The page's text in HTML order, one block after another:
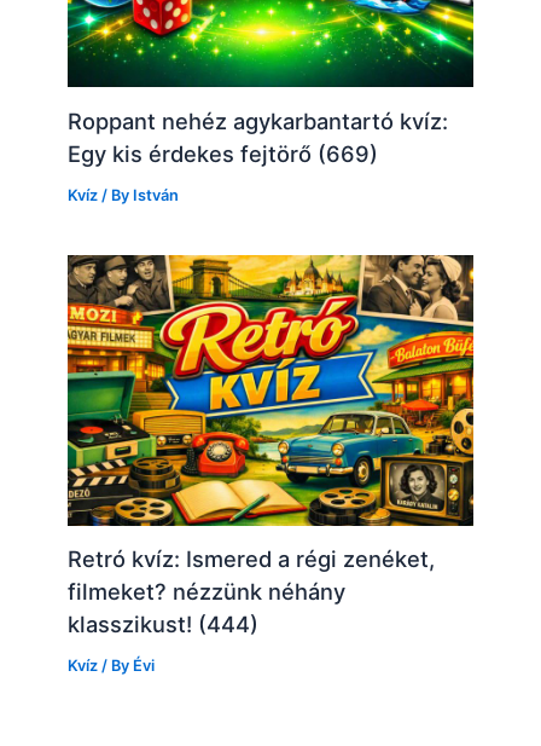
Roppant nehéz agykarbantartó kvíz:
Egy kis érdekes fejtörő (669)
Kvíz / By István
Retró kvíz: Ismered a régi zenéket,
filmeket? nézzünk néhány
klasszikust! (444)
Kvíz / By Évi